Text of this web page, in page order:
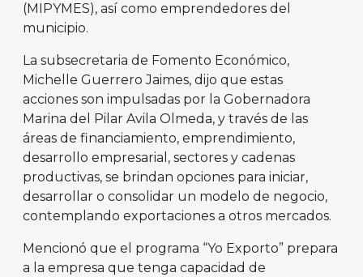
(MIPYMES), así como emprendedores del
municipio.
La subsecretaria de Fomento Económico,
Michelle Guerrero Jaimes, dijo que estas
acciones son impulsadas por la Gobernadora
Marina del Pilar Avila Olmeda, y través de las
áreas de financiamiento, emprendimiento,
desarrollo empresarial, sectores y cadenas
productivas, se brindan opciones para iniciar,
desarrollar o consolidar un modelo de negocio,
contemplando exportaciones a otros mercados.
Mencionó que el programa “Yo Exporto” prepara
a la empresa que tenga capacidad de